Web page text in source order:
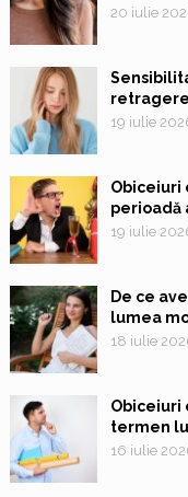
20 iulie
19 iulie
Obiceiuri
perioadă
19 iulie
De ce
lumea
18 iulie
Obiceiuri
termen
16 iulie